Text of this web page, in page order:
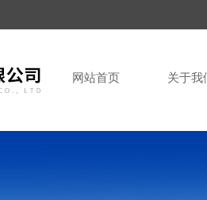
网站首页 关于我